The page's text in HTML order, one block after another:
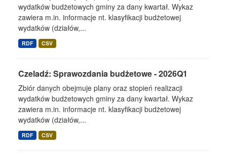
wydatków budżetowych gminy za dany kwartał. Wykaz
zawiera m.in. informacje nt. klasyfikacji budżetowej
wydatków (działów,...
RDF CSV
Czeladź: Sprawozdania budżetowe - 2026Q1
Zbiór danych obejmuje plany oraz stopień realizacji
wydatków budżetowych gminy za dany kwartał. Wykaz
zawiera m.in. informacje nt. klasyfikacji budżetowej
wydatków (działów,...
RDF CSV